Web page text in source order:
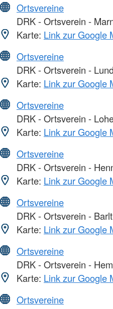
Ortsvereine
DRK - Ortsverein -
Karte: Link zur Google
Ortsvereine
DRK - Ortsverein -
Karte: Link zur Google
Ortsvereine
DRK - Ortsverein -
Karte: Link zur Google
Ortsvereine
DRK - Ortsverein -
Karte: Link zur Google
Ortsvereine
DRK - Ortsverein - Barlt
Karte: Link zur Google
Ortsvereine
DRK - Ortsverein -
Karte: Link zur Google
Ortsvereine